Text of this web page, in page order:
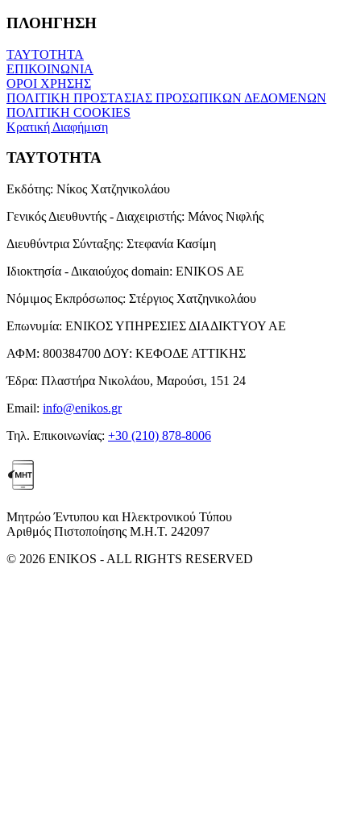
ΠΛΟΗΓΗΣΗ
ΤΑΥΤΟΤΗΤΑ
ΕΠΙΚΟΙΝΩΝΙΑ
ΟΡΟΙ ΧΡΗΣΗΣ
ΠΟΛΙΤΙΚΗ ΠΡΟΣΤΑΣΙΑΣ ΠΡΟΣΩΠΙΚΩΝ ΔΕΔΟΜΕΝΩΝ
ΠΟΛΙΤΙΚΗ COOKIES
Κρατική Διαφήμιση
ΤΑΥΤΟΤΗΤΑ
Εκδότης: Νίκος Χατζηνικολάου
Γενικός Διευθυντής - Διαχειριστής: Μάνος Νιφλής
Διευθύντρια Σύνταξης: Στεφανία Κασίμη
Ιδιοκτησία - Δικαιούχος domain: ENIKOS AE
Νόμιμος Εκπρόσωπος: Στέργιος Χατζηνικολάου
Επωνυμία: ΕΝΙΚΟΣ ΥΠΗΡΕΣΙΕΣ ΔΙΑΔΙΚΤΥΟΥ ΑΕ
ΑΦΜ: 800384700 ΔΟΥ: ΚΕΦΟΔΕ ΑΤΤΙΚΗΣ
Έδρα: Πλαστήρα Νικολάου, Μαρούσι, 151 24
Email: info@enikos.gr
Τηλ. Επικοινωνίας: +30 (210) 878-8006
Μητρώο Έντυπου και Ηλεκτρονικού Τύπου
Αριθμός Πιστοποίησης Μ.Η.Τ. 242097
© 2026 ENIKOS - ALL RIGHTS RESERVED